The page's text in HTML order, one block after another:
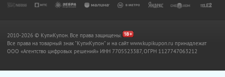
2010-2026 © КупиКупон. Все права защищены.
Все права на товарный знак "КупиКупон" и на сайт www.kupikupon.ru принадлежат
OOO «Агентство цифровых решений» ИНН 7705523387, ОГРН 1127747063212